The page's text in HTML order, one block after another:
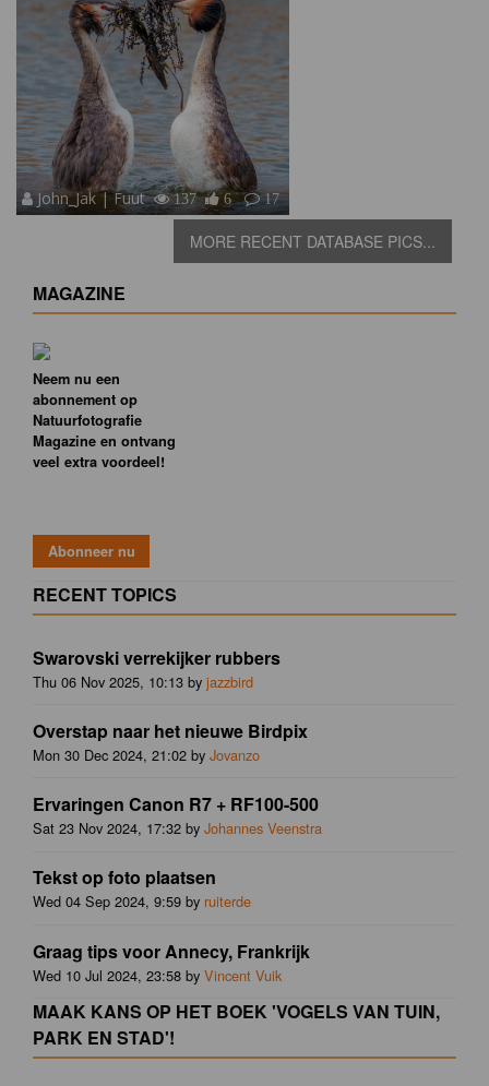
John_Jak | Fuut 137 6 17
MORE RECENT DATABASE PICS...
MAGAZINE
Neem nu een
abonnement op
Natuurfotografie
Magazine en ontvang
veel extra voordeel!
RECENT TOPICS
Swarovski verrekijker rubbers
Thu 06 Nov 2025, 10:13 by jazzbird
Overstap naar het nieuwe Birdpix
Mon 30 Dec 2024, 21:02 by Jovanzo
Ervaringen Canon R7 + RF100-500
Sat 23 Nov 2024, 17:32 by Johannes Veenstra
Tekst op foto plaatsen
Wed 04 Sep 2024, 9:59 by ruiterde
Graag tips voor Annecy, Frankrijk
Wed 10 Jul 2024, 23:58 by Vincent Vuik
MAAK KANS OP HET BOEK 'VOGELS VAN TUIN,
PARK EN STAD'!